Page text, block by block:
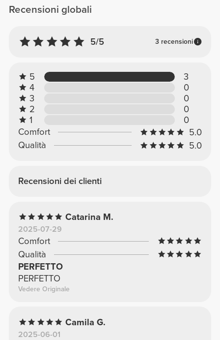
Recensioni globali
5/5 3 recensioni
5
3
4
0
3
0
2
0
1
0
Comfort
5.0
Qualità
5.0
Recensioni dei clienti
Catarina M.
2025-07-29
Comfort
Qualità
PERFETTO
PERFETTO
Vedere Originale
Camila G.
2025-06-01